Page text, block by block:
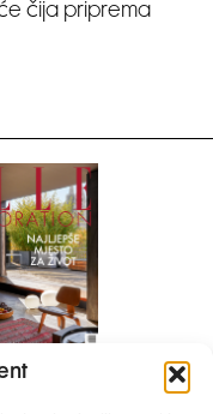
čija priprema